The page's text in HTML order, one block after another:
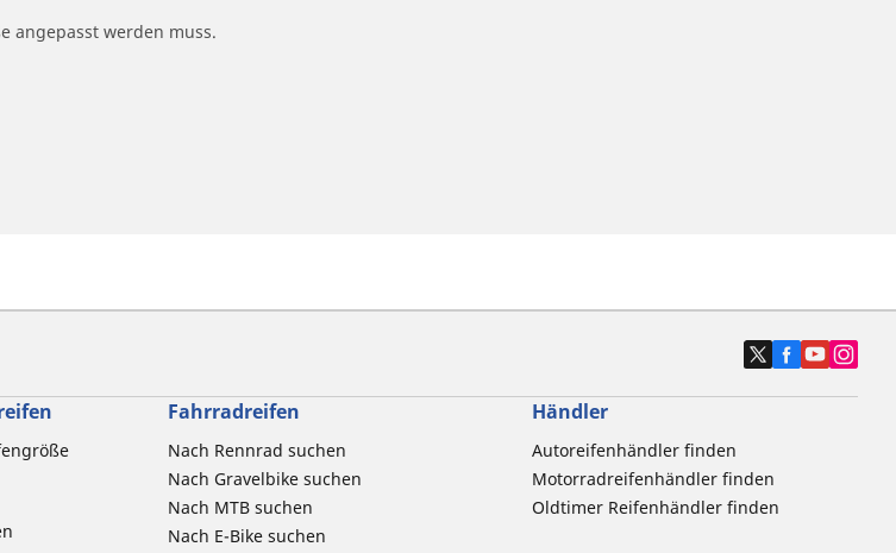
angepasst werden muss.
Fahrradreifen
Nach Rennrad suchen
Nach Gravelbike suchen
Nach MTB suchen
Nach E-Bike suchen
Händler
Autoreifenhändler finden
Motorradreifenhändler finden
Oldtimer Reifenhändler finden